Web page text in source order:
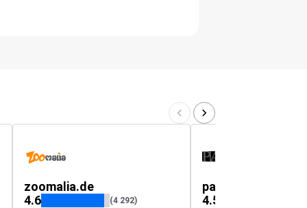
zoomalia.de
4.6
(4 292)
padd.ch
4.5